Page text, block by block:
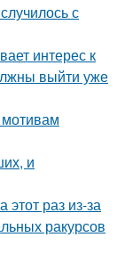
с
интерес к
выйти уже
и
этот раз из-за
ракурсов